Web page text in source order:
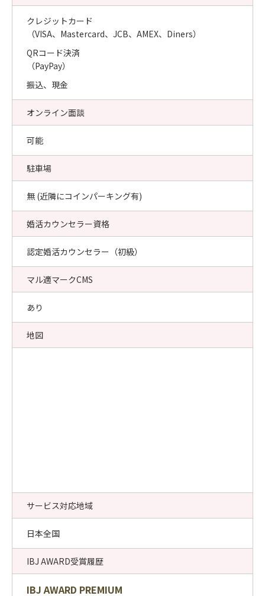
クレジットカード
（VISA、Mastercard、JCB、AMEX、Diners）
QRコード決済
（PayPay）
振込、現金
オンライン面談
可能
駐車場
無 (近隣にコインパーキング有)
婚活カウンセラー資格
認定婚活カウンセラー（初級）
マル適マークCMS
あり
地図
サービス対応地域
日本全国
IBJ AWARD受賞履歴
IBJ AWARD PREMIUM